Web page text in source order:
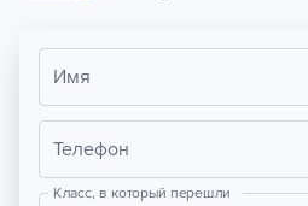
Имя
Телефон
Класс, в который перешли